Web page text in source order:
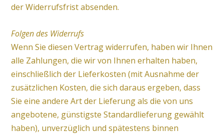
der Widerrufsfrist absenden.
Folgen des Widerrufs
Wenn Sie diesen Vertrag widerrufen, haben wir Ihnen
alle Zahlungen, die wir von Ihnen erhalten haben,
einschließlich der Lieferkosten (mit Ausnahme der
zusätzlichen Kosten, die sich daraus ergeben, dass
Sie eine andere Art der Lieferung als die von uns
angebotene, günstigste Standardlieferung gewählt
haben), unverzüglich und spätestens binnen